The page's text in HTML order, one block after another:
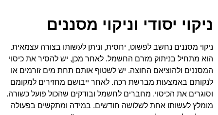
ניקוי יסודי וניקוי מסננים
ניקוי מסננים נחשב לפשוט, יחסית, וניתן לעשותו בצורה עצמאית.
הוא מתחיל בניתוק מזרם החשמל. לאחר מכן, יש להסיר את כיסוי
המסננים ולהוציאם החוצה. יש לשטוף אותם תחת מים זורמים או
לנקותם באמצעות מברשת רכה. לאחר ייבושם מחזירים למקומם
וסוגרים את הכיסוי. מחברים לחשמל ובודקים שהכול פועל כשורה.
מומלץ לעשותו אחת לשלושה חודשים. במידה ומתקשים בפעולה